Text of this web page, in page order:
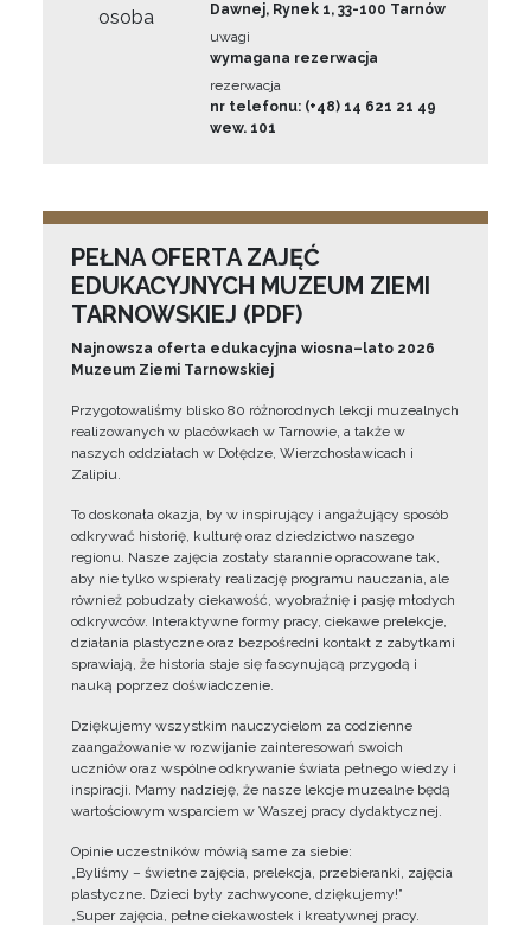
osoba
Dawnej, Rynek 1, 33-100 Tarnów
uwagi
wymagana rezerwacja
rezerwacja
nr telefonu: (+48) 14 621 21 49
wew. 101
PEŁNA OFERTA ZAJĘĆ
EDUKACYJNYCH MUZEUM ZIEMI
TARNOWSKIEJ (PDF)
Najnowsza oferta edukacyjna wiosna–lato 2026
Muzeum Ziemi Tarnowskiej
Przygotowaliśmy blisko 80 różnorodnych lekcji muzealnych
realizowanych w placówkach w Tarnowie, a także w
naszych oddziałach w Dołędze, Wierzchosławicach i
Zalipiu.
To doskonała okazja, by w inspirujący i angażujący sposób
odkrywać historię, kulturę oraz dziedzictwo naszego
regionu. Nasze zajęcia zostały starannie opracowane tak,
aby nie tylko wspierały realizację programu nauczania, ale
również pobudzały ciekawość, wyobraźnię i pasję młodych
odkrywców. Interaktywne formy pracy, ciekawe prelekcje,
działania plastyczne oraz bezpośredni kontakt z zabytkami
sprawiają, że historia staje się fascynującą przygodą i
nauką poprzez doświadczenie.
Dziękujemy wszystkim nauczycielom za codzienne
zaangażowanie w rozwijanie zainteresowań swoich
uczniów oraz wspólne odkrywanie świata pełnego wiedzy i
inspiracji. Mamy nadzieję, że nasze lekcje muzealne będą
wartościowym wsparciem w Waszej pracy dydaktycznej.
Opinie uczestników mówią same za siebie:
„Byliśmy – świetne zajęcia, prelekcja, przebieranki, zajęcia
plastyczne. Dzieci były zachwycone, dziękujemy!”
„Super zajęcia, pełne ciekawostek i kreatywnej pracy.